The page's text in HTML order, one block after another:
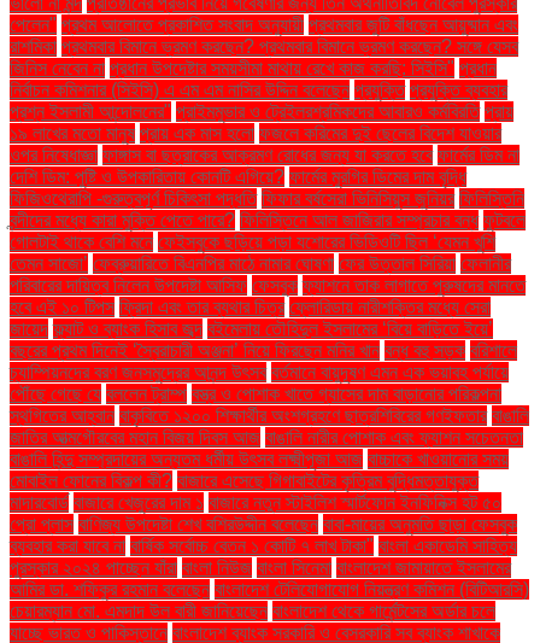
পেলেন" প্রথম আলোতে প্রকাশিত সংবাদ অনুযায়ী প্রথমবার জুটি বাঁধছেন আয়ুষ্মান এবং
রাশমিকা প্রথমবার বিমানে ভ্রমণ করছেন? প্রথমবার বিমানে ভ্রমণ করছেন? সঙ্গে যেসব
জিনিস নেবেন না প্রধান উপদেষ্টার সময়সীমা মাথায় রেখে কাজ করছি: সিইসি" প্রধান
নির্বাচন কমিশনার (সিইসি) এ এম এম নাসির উদ্দিন বলেছেন প্রযুক্তি প্রযুক্তি ব্যবহার
প্রশ্ন ইসলামী আন্দোলনের" প্রাইমমুভার ও ট্রেইলরশ্রমিকদের আবারও কর্মবিরতি প্রায়
১৯ লাখের মতো মানুষ প্রায় এক মাস হলো ফজলে করিমের দুই ছেলের বিদেশ যাওয়ার
ওপর নিষেধাজ্ঞা ফাঙ্গাস বা ছত্রাকের আক্রমণ রোধের জন্য যা করতে হবে ফার্মের ডিম না
দেশি ডিম: পুষ্টি ও উপকারিতায় কোনটি এগিয়ে? ফার্মের মুরগির ডিমের দাম বৃদ্ধি
ফিজিওথেরাপি -গুরুত্বপূর্ণ চিকিৎসা পদ্ধতি ফিফার বর্ষসেরা ভিনিসিয়ুস জুনিয়র ফিলিস্তিনি
বন্দীদের মধ্যে কারা মুক্তি পেতে পারে? ফিলিস্তিনে আল জাজিরার সম্প্রচার বন্ধ ফুটবলে
গোলটাই থাকে বেশি মনে ফেইসবুকে ছড়িয়ে পড়া যশোরের ভিডিওটি ছিল ‘যেমন খুশি
তেমন সাজো’ ফেব্রুয়ারিতে বিএনপির মাঠে নামার ঘোষণা ফের উত্তাল সিরিয়া ফেলানীর
পরিবারের দায়িত্ব নিলেন উপদেষ্টা আসিফ ফেসবুক ফ্যাশনে তাক লাগাতে পুরুষদের মানতে
হবে এই ১০ টিপস ফ্রিদা এবং তার ব্যথার চিত্র ফ্লোরিডায় নারীশক্তির মধ্যে সেরা
জায়েদ ফ্ল্যাট ও ব্যাংক হিসাব জব্দ বইমেলায় তৌহিদুল ইসলামের ‘বিয়ে বাড়িতে ইয়ে’
বছরের প্রথম দিনেই ‘স্বৈরাচারী অঞ্জনা’ নিয়ে ফিরছেন মনির খান বন্ধ বহু সড়ক বরিশালে
চ্যাম্পিয়নদের বরণ জনসমুদ্রের আনন্দ উৎসব বর্তমানে বায়ুদূষণ এমন এক ভয়াবহ পর্যায়ে
পৌঁছে গেছে যে বললেন ট্রাম্প বস্ত্র ও পোশাক খাতে গ্যাসের দাম বাড়ানোর পরিকল্পনা
স্থগিতের আহ্বান বাকৃবিতে ১২০০ শিক্ষার্থীর অংশগ্রহণে ছাত্রশিবিরের গণইফতার বাঙালি
জাতির আত্মগৌরবের মহান বিজয় দিবস আজ বাঙালি নারীর পোশাক এবং ফ্যাশন সচেতনতা
বাঙালি হিন্দু সম্প্রদায়ের অন্যতম ধর্মীয় উৎসব লক্ষ্মীপূজা আজ বাচ্চাকে খাওয়ানোর সময়
মোবাইল ফোনের বিকল্প কী? বাজারে এসেছে গিগাবাইটের কৃত্রিম বুদ্ধিমত্তাযুক্ত
মাদারবোর্ড বাজারে খেজুরের দাম ১ বাজারে নতুন স্টাইলিশ স্মার্টফোন ইনফিনিক্স হট ৫০
প্রো প্লাস বাণিজ্য উপদেষ্টা শেখ বশিরউদ্দীন বলেছেন বাবা-মায়ের অনুমতি ছাড়া ফেসবুক
ব্যবহার করা যাবে না বার্ষিক সর্বোচ্চ বেতন ১ কোটি ৭ লাখ টাকা" বাংলা একাডেমি সাহিত্য
পুরস্কার ২০২৪ পাচ্ছেন যাঁরা বাংলা নিউজ বাংলা সিনেমা বাংলাদেশ জামায়াতে ইসলামের
আমির ডা. শফিকুর রহমান বলেছেন বাংলাদেশ টেলিযোগাযোগ নিয়ন্ত্রণ কমিশন (বিটিআরসি)
চেয়ারম্যান মো. এমদাদ উল বারী জানিয়েছেন বাংলাদেশ থেকে গার্মেন্টসের অর্ডার চলে
যাচ্ছে ভারত ও পাকিস্তানে বাংলাদেশ ব্যাংক সরকারি ও বেসরকারি সব ব্যাংক শাখাকে